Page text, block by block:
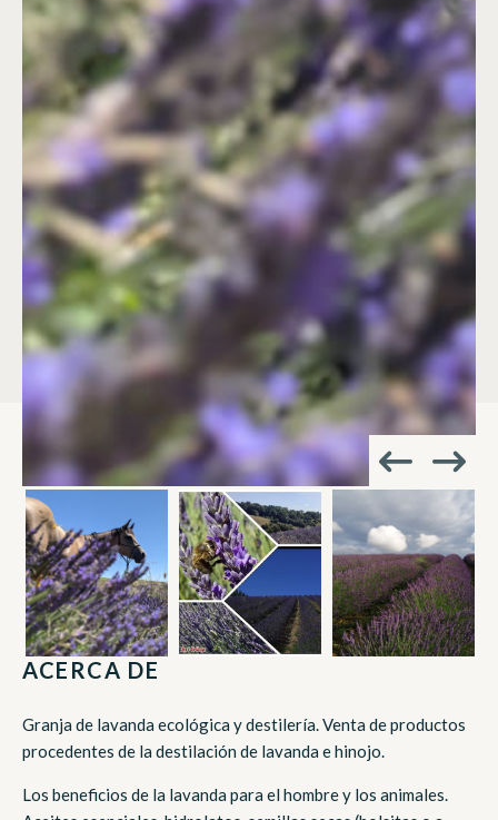
ACERCA DE
Granja de lavanda ecológica y destilería. Venta de productos
procedentes de la destilación de lavanda e hinojo.
Los beneficios de la lavanda para el hombre y los animales.